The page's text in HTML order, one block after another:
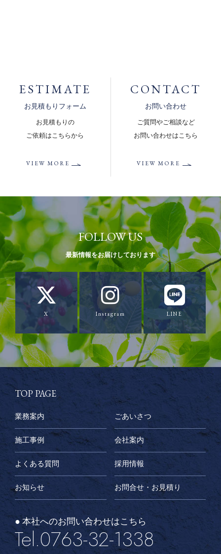
ESTIMATE
お見積もりフォーム
お見積もりの
ご依頼はこちらから
VIEW MORE
CONTACT
お問い合わせ
ご質問やご相談など
お問い合わせはこちら
VIEW MORE
FOLLOW US
最新情報をお届けしております
X Instagram LINE
TOP PAGE
業務案内
施工事例
よくある質問
お知らせ
ごあいさつ
会社案内
採用情報
お問合せ・お見積り
● 本社へのお問い合わせはこちら
Tel.0763-32-1338